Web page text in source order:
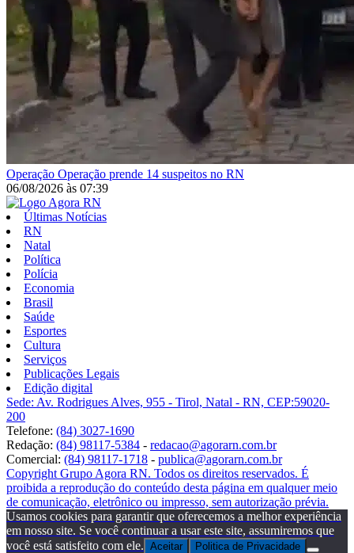
Operação Operação prende 14 suspeitos no RN
06/08/2026 às 07:39
Últimas Notícias
RN
Natal
Política
Polícia
Economia
Brasil
Saúde
Esportes
Cultura
Serviços
Publicações Legais
Edição digital
Sede: Av. Rodrigues Alves, 955 - Tirol, Natal - RN, CEP:59020-
200
Telefone: (84) 3027-1690
Redação: (84) 98117-5384 - redacao@agorarn.com.br
Comercial: (84) 98117-1718 - publica@agorarn.com.br
Copyright Grupo Agora RN. Todos os direitos reservados. É
proibida a reprodução do conteúdo desta página em qualquer meio
de comunicação, eletrônico ou impresso, sem autorização prévia.
Usamos cookies para garantir que oferecemos a melhor experiência
em nosso site. Se você continuar a usar este site, assumiremos que
você está satisfeito com ele. Aceitar Politica de Privacidade